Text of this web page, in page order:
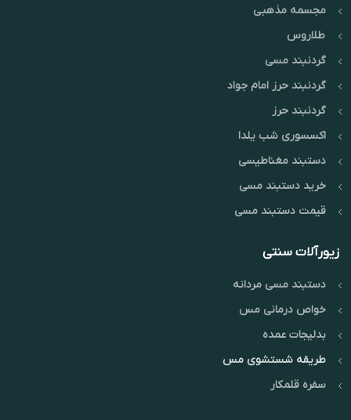
مجسمه مذهبی
طلاروس
گردنبند مسی
گردنبند حرز امام جواد
گردنبند حرز
اکسسوری شب یلدا
دستبند مغناطیسی
خرید دستبند مسی
قیمت دستبند مسی
زیورآلات سنتی
دستبند مسی مردانه
خواص درمانی مس
بدلیجات عمده
طریقه شستشوی مس
سفره قلمکار